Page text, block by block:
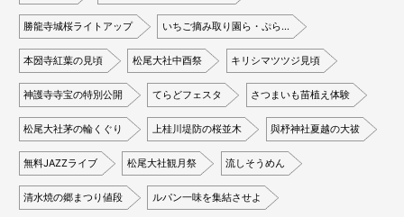
勝龍寺城桜ライトアップ いちご摘み取り園ら・ぷら…
本圀寺紅葉の見頃 松尾大社中酉祭 キリシマツツジ見頃
神護寺寺宝の特別公開 てらどフェスタ さつまいも苗植え体験
松尾大社茅の輪くぐり 上桂川堤防の桜並木 與杼神社夏越の大祓
無料JAZZライブ 松尾大社観月祭 流しそうめん
清水焼の郷まつり値段 ルパン一味を集結させよ